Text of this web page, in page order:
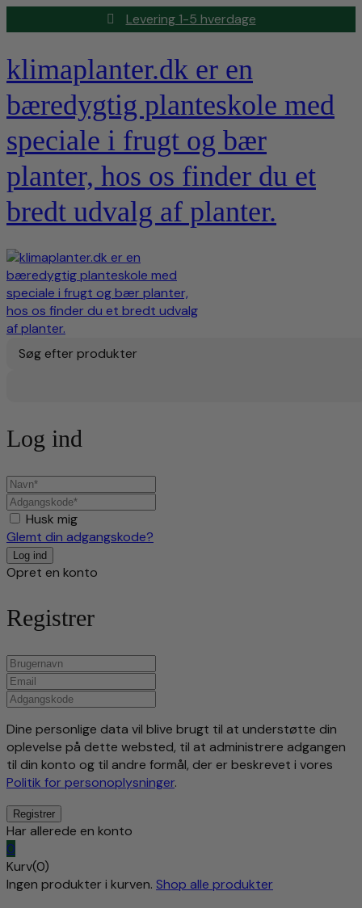
Levering 1-5 hverdage
klimaplanter.dk er en
bæredygtig planteskole med
speciale i frugt og bær
planter, hos os finder du et
bredt udvalg af planter.
Søg efter produkter
Log ind
Husk mig
Glemt din adgangskode?
Opret en konto
Registrer
Dine personlige data vil blive brugt til at understøtte din
oplevelse på dette websted, til at administrere adgangen
til din konto og til andre formål, der er beskrevet i vores
Politik for personoplysninger.
Har allerede en konto
0
Kurv(0)
Ingen produkter i kurven. Shop alle produkter